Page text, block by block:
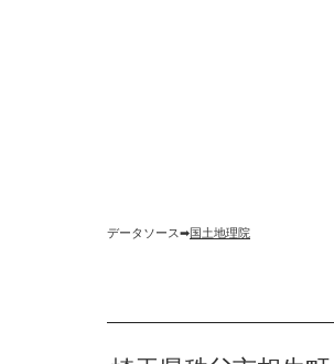
データソース➡︎国土地理院